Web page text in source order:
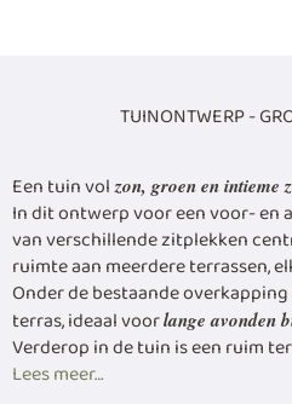
TUINONTWERP -
Een tuin volzon, groen en intieme
In dit ontwerp voor een voor- en
van verschillende zitplekken
ruimte aan meerdere terrassen,
Onder de bestaande
terras, ideaal voorlange avonden
Verderop in de tuin is een ruim
Lees meer…